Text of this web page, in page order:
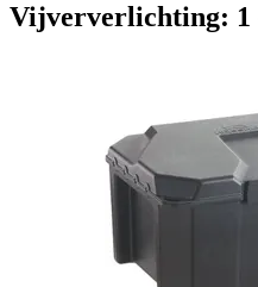
Vijververlichting: 1